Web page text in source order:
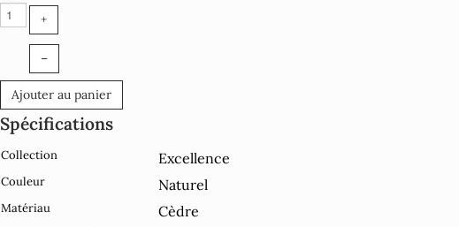
+
–
Ajouter au panier
Spécifications
Collection Excellence
Couleur Naturel
Matériau
Cèdre